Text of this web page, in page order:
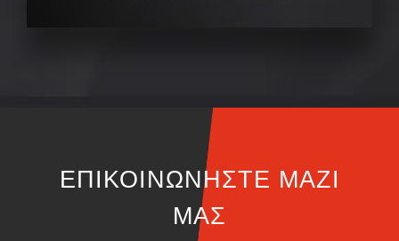
ΕΠΙΚΟΙΝΩΝΉΣΤΕ ΜΑΖΊ
ΜΑΣ